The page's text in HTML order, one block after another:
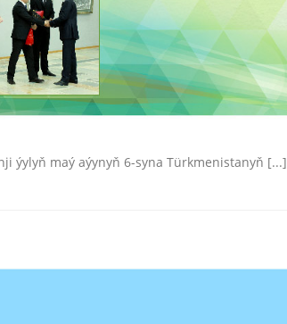
ýylyň maý aýynyň 6-syna Türkmenistanyň [...]